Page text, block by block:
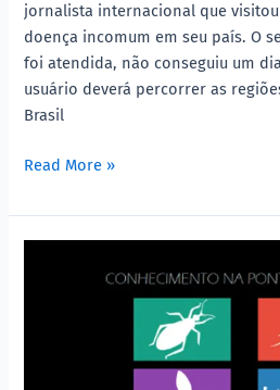
jornalista internacional que
doença incomum em seu país. O
foi atendida, não conseguiu um
usuário deverá percorrer as
Brasil
Read More »